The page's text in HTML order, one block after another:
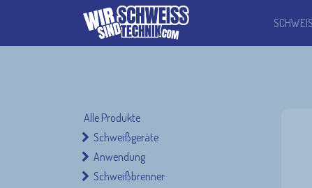
Alle Produkte
Schweißgeräte
Anwendung
Schweißbrenner